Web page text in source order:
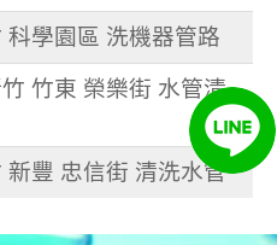
學園區 洗機器管路
竹東 榮樂街 水管清
新豐 忠信街 清洗水管